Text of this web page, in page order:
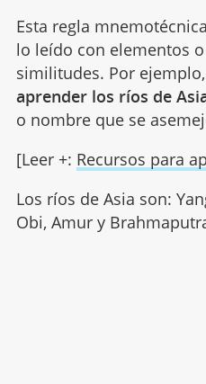
Esta regla
lo leído con elementos
similitudes. Por
aprender los ríos de
o nombre que se
[Leer +: Recursos para
Los ríos de Asia son:
Obi, Amur y